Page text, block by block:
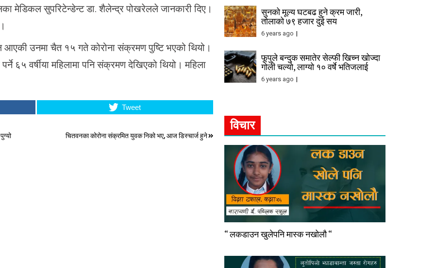
मेडिकल सुपरिटेन्डेन्ट डा. शैलेन्द्र पोखरेलले जानकारी दिए।
आएकी उनमा चैत १५ गते कोरोना संक्रमण पुष्टि भएको थियो।
६५ वर्षीया महिलामा पनि संक्रमण देखिएको थियो। महिला
Tweet
चितवनका कोरोना संक्रमित युवक निको भए, आज डिस्चार्ज हुने
सुनको मूल्य घटबढ हुने क्रम जारी,
तोलाको ७९ हजार दुई सय
6 years ago
फूपुले बन्दुक समातेर सेल्फी खिच्न खोज्दा
गोली चल्यो, लाग्यो १० वर्षे भतिजलाई
6 years ago
विचार
“ लकडाउन खुलेपनि मास्क नखोलौ “